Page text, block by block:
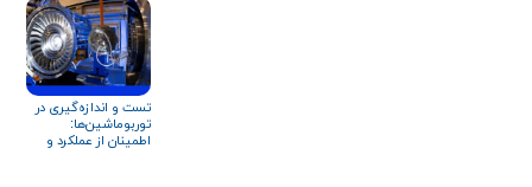
تست و اندازه‌گیری در
توربوماشین‌ها:
اطمینان از عملکرد و